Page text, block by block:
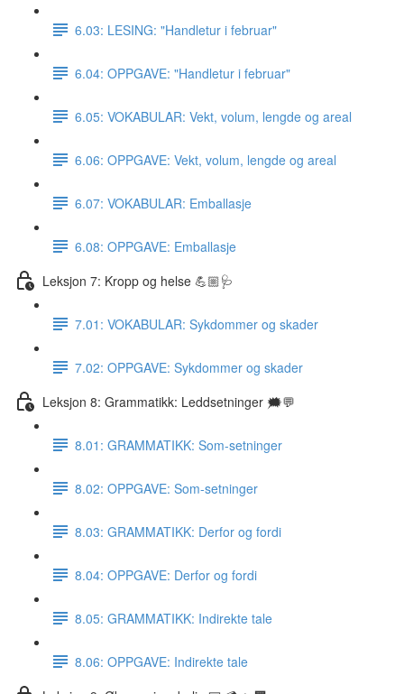
6.03: LESING: "Handletur i februar"
6.04: OPPGAVE: "Handletur i februar"
6.05: VOKABULAR: Vekt, volum, lengde og areal
6.06: OPPGAVE: Vekt, volum, lengde og areal
6.07: VOKABULAR: Emballasje
6.08: OPPGAVE: Emballasje
Leksjon 7: Kropp og helse 💪🏼🩺
7.01: VOKABULAR: Sykdommer og skader
7.02: OPPGAVE: Sykdommer og skader
Leksjon 8: Grammatikk: Leddsetninger 🗯💬
8.01: GRAMMATIKK: Som-setninger
8.02: OPPGAVE: Som-setninger
8.03: GRAMMATIKK: Derfor og fordi
8.04: OPPGAVE: Derfor og fordi
8.05: GRAMMATIKK: Indirekte tale
8.06: OPPGAVE: Indirekte tale